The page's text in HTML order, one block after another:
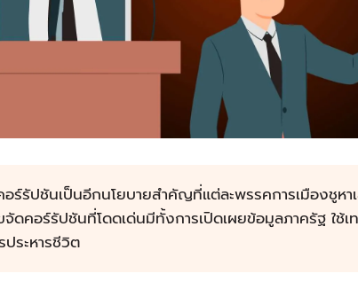
อร์รัปชันเป็นอีกนโยบายสำคัญที่แต่ละพรรคการเมืองชูห
ดคอร์รัปชันที่โดดเด่นมีทั้งการเปิดเผยข้อมูลภาครัฐ ใช้เ
ระหารชีวิต